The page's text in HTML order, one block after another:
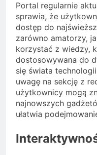
Portal regularnie
sprawia, że
dostęp do
zarówno amatorzy,
korzystać z wiedzy,
dostosowywana do
się świata
uwagę na sekcję z
użytkownicy mogą
najnowszych
ułatwia